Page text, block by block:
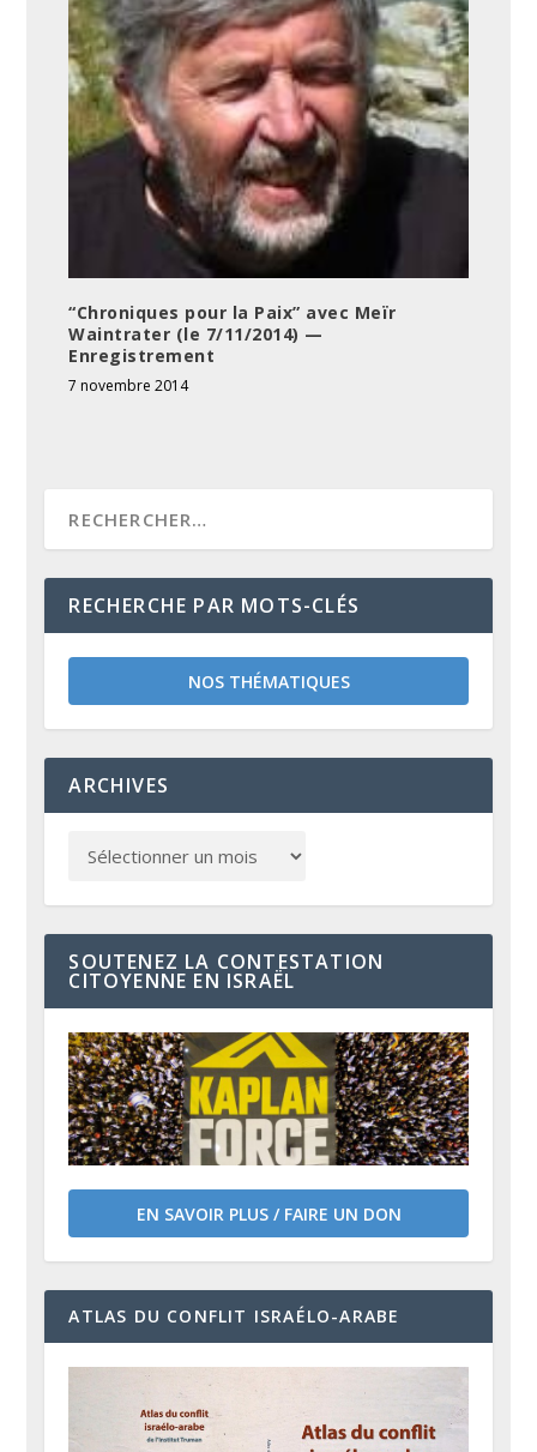
“Chroniques pour la Paix” avec Meïr
Waintrater (le 7/11/2014) —
Enregistrement
7 novembre 2014
RECHERCHE PAR MOTS-CLÉS
NOS THÉMATIQUES
ARCHIVES
SOUTENEZ LA CONTESTATION
CITOYENNE EN ISRAËL
EN SAVOIR PLUS / FAIRE UN DON
ATLAS DU CONFLIT ISRAÉLO-ARABE